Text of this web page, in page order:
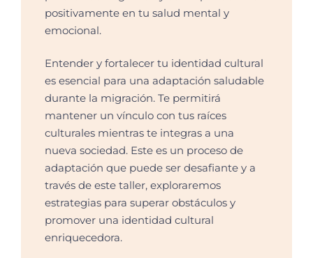
positivamente en tu salud mental y
emocional.
Entender y fortalecer tu identidad cultural
es esencial para una adaptación saludable
durante la migración. Te permitirá
mantener un vínculo con tus raíces
culturales mientras te integras a una
nueva sociedad. Este es un proceso de
adaptación que puede ser desafiante y a
través de este taller, exploraremos
estrategias para superar obstáculos y
promover una identidad cultural
enriquecedora.